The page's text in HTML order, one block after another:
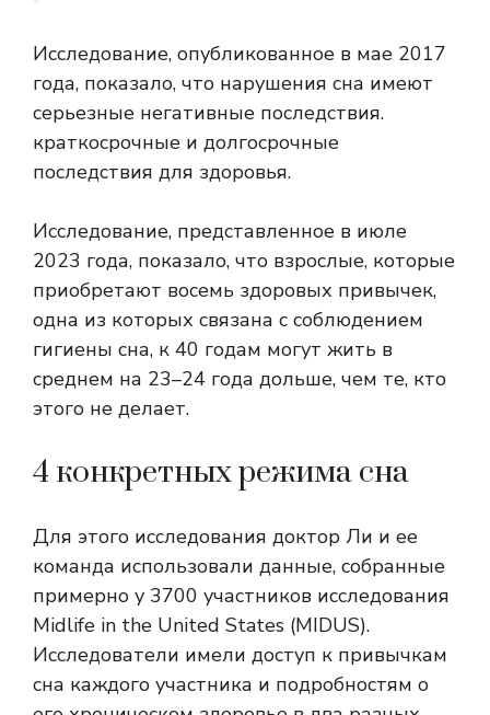
Исследование, опубликованное в мае 2017
года, показало, что нарушения сна имеют
серьезные негативные последствия.
краткосрочные и долгосрочные
последствия для здоровья.
Исследование, представленное в июле
2023 года, показало, что взрослые, которые
приобретают восемь здоровых привычек,
одна из которых связана с соблюдением
гигиены сна, к 40 годам могут жить в
среднем на 23–24 года дольше, чем те, кто
этого не делает.
4 конкретных режима сна
Для этого исследования доктор Ли и ее
команда использовали данные, собранные
примерно у 3700 участников исследования
Midlife in the United States (MIDUS).
Исследователи имели доступ к привычкам
сна каждого участника и подробностям о